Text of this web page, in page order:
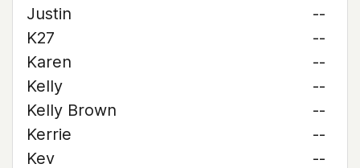
Justin
--
K27
--
Karen
--
Kelly
--
Kelly Brown
--
Kerrie
--
Kev
--